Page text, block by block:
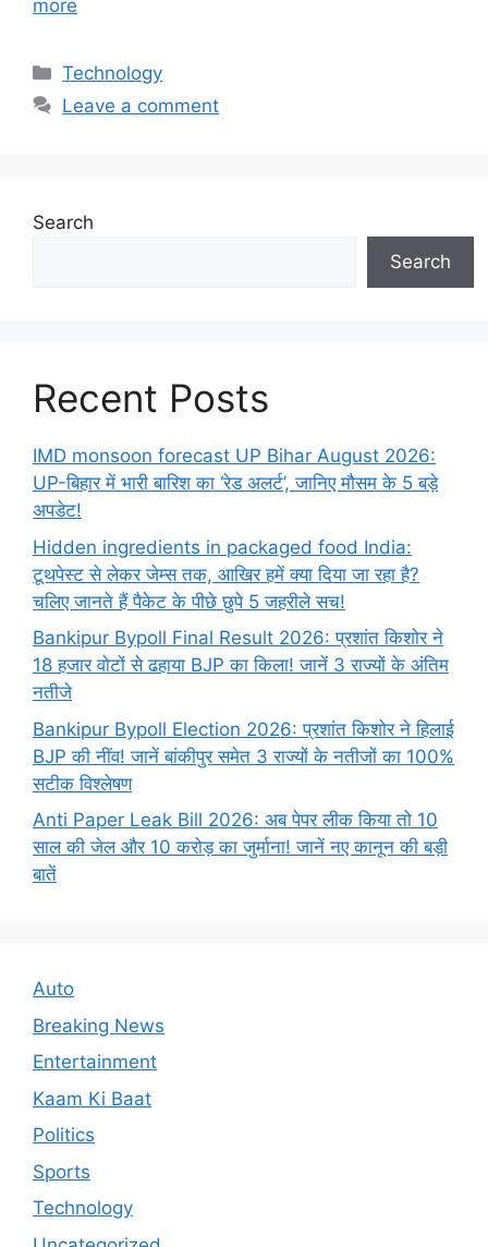
more
Categories
Technology
Leave a comment
Search
Search
Recent Posts
IMD monsoon forecast UP Bihar August 2026:
UP-बिहार में भारी बारिश का ‘रेड अलर्ट’, जानिए मौसम के 5 बड़े
अपडेट!
Hidden ingredients in packaged food India:
टूथपेस्ट से लेकर जेम्स तक, आखिर हमें क्या दिया जा रहा है?
चलिए जानते हैं पैकेट के पीछे छुपे 5 जहरीले सच!
Bankipur Bypoll Final Result 2026: प्रशांत किशोर ने
18 हजार वोटों से ढहाया BJP का किला! जानें 3 राज्यों के अंतिम
नतीजे
Bankipur Bypoll Election 2026: प्रशांत किशोर ने हिलाई
BJP की नींव! जानें बांकीपुर समेत 3 राज्यों के नतीजों का 100%
सटीक विश्लेषण
Anti Paper Leak Bill 2026: अब पेपर लीक किया तो 10
साल की जेल और 10 करोड़ का जुर्माना! जानें नए कानून की बड़ी
बातें
Auto
Breaking News
Entertainment
Kaam Ki Baat
Politics
Sports
Technology